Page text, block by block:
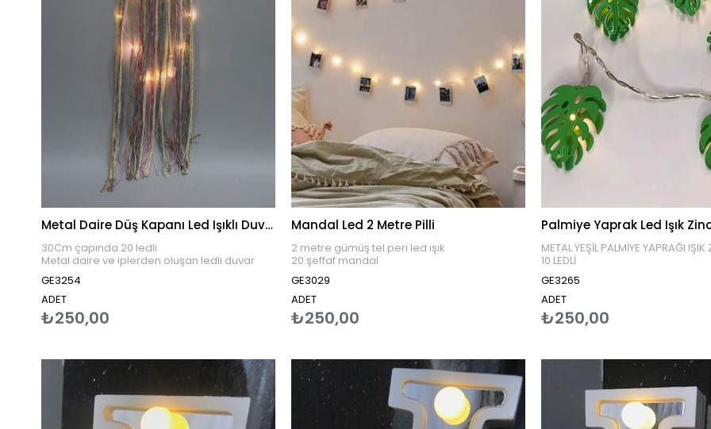
Metal Daire Düş Kapanı Led Işıklı Duvar Süsü
30Cm çapında 20 ledli
Metal daire ve iplerden oluşan ledli duvar
süsü
Işık rengi günışığı
3 Adet kalem pille çalışır,piller ürüne dahil
değildir
İç mekan kullanımına uygundur
GE3254
ADET
₺250,00
Mandal Led 2 Metre Pilli
2 metre gümüş tel peri led ışık
20 şeffaf mandal
20 ledli, 3 adet kalem pille çalışıyor
piller ürüne dahil değildir
iç mekan kullanımına uygundur
GE3029
ADET
₺250,00
Palmiye Yaprak Led Işık
METAL YEŞİL PALMİYE YAPRAĞI IŞIK
10 LEDLİ
1.65CM
2 ADET KALEM PİLLE ÇALIŞIR
PİLLER ÜRÜNE DAHİL DEĞİLDİR
IŞIK RENGİ GÜNIŞIĞIDIR.
GE3265
ADET
₺250,00